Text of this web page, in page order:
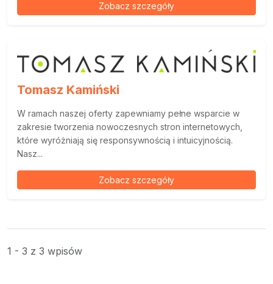
Zobacz szczegóły
Tomasz Kamiński
W ramach naszej oferty zapewniamy pełne wsparcie w
zakresie tworzenia nowoczesnych stron internetowych,
które wyróżniają się responsywnością i intuicyjnością.
Nasz...
Zobacz szczegóły
1 - 3 z 3 wpisów